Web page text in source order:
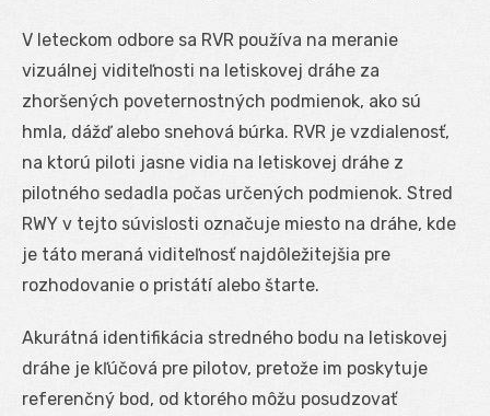
V leteckom odbore sa RVR používa na meranie
vizuálnej viditeľnosti na letiskovej dráhe za
zhoršených poveternostných podmienok, ako sú
hmla, dážď alebo snehová búrka. RVR je vzdialenosť,
na ktorú piloti jasne vidia na letiskovej dráhe z
pilotného sedadla počas určených podmienok. Stred
RWY v tejto súvislosti označuje miesto na dráhe, kde
je táto meraná viditeľnosť najdôležitejšia pre
rozhodovanie o pristátí alebo štarte.
Akurátná identifikácia stredného bodu na letiskovej
dráhe je kľúčová pre pilotov, pretože im poskytuje
referenčný bod, od ktorého môžu posudzovať